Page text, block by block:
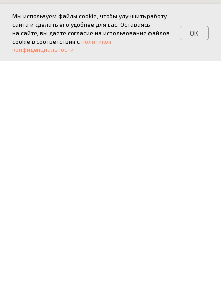
Мы используем файлы cookie, чтобы улучшить работу
сайта и сделать его удобнее для вас. Оставаясь
на сайте, вы даете согласие на использование файлов
cookie в соответствии с политикой
конфиденциальности
OK